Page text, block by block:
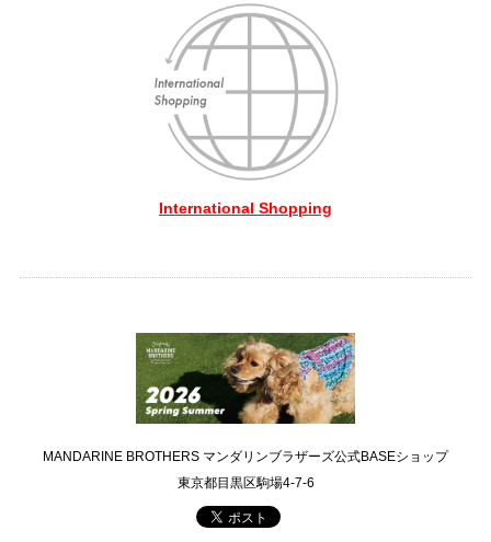
International Shopping
MANDARINE BROTHERS マンダリンブラザーズ公式BASEショップ
東京都目黒区駒場4-7-6